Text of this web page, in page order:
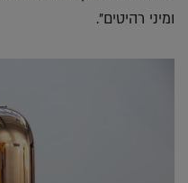
ומיני רהיטים".